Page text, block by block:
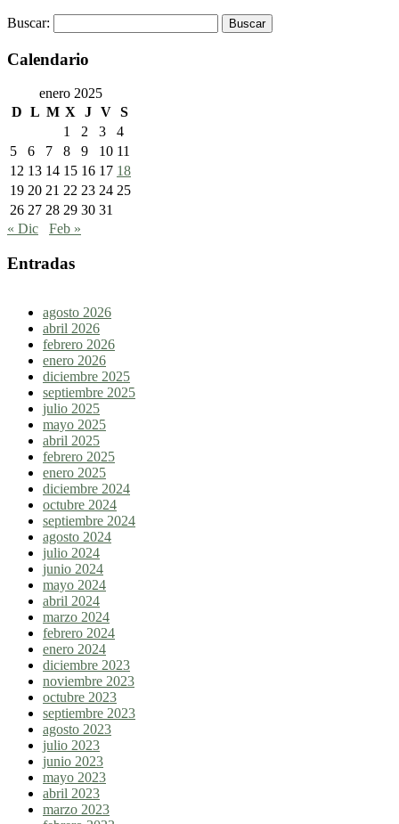
Buscar:
Calendario
enero 2025
D L M X J V S
1
2 3
4
5
6 7 8 9 10 11
12 13 14 15 16 17 18
19 20 21 22 23 24 25
26 27 28 29 30 31
« Dic
Feb »
Entradas
agosto 2026
abril 2026
febrero 2026
enero 2026
diciembre 2025
septiembre 2025
julio 2025
mayo 2025
abril 2025
febrero 2025
enero 2025
diciembre 2024
octubre 2024
septiembre 2024
agosto 2024
julio 2024
junio 2024
mayo 2024
abril 2024
marzo 2024
febrero 2024
enero 2024
diciembre 2023
noviembre 2023
octubre 2023
septiembre 2023
agosto 2023
julio 2023
junio 2023
mayo 2023
abril 2023
marzo 2023